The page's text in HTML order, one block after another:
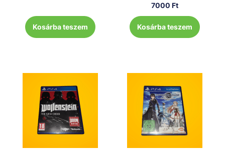
Kosárba teszem
7000 Ft
Kosárba teszem